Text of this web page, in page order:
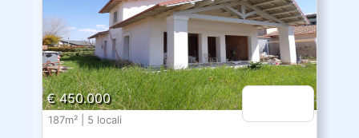
€ 450.000
187m² | 5 locali